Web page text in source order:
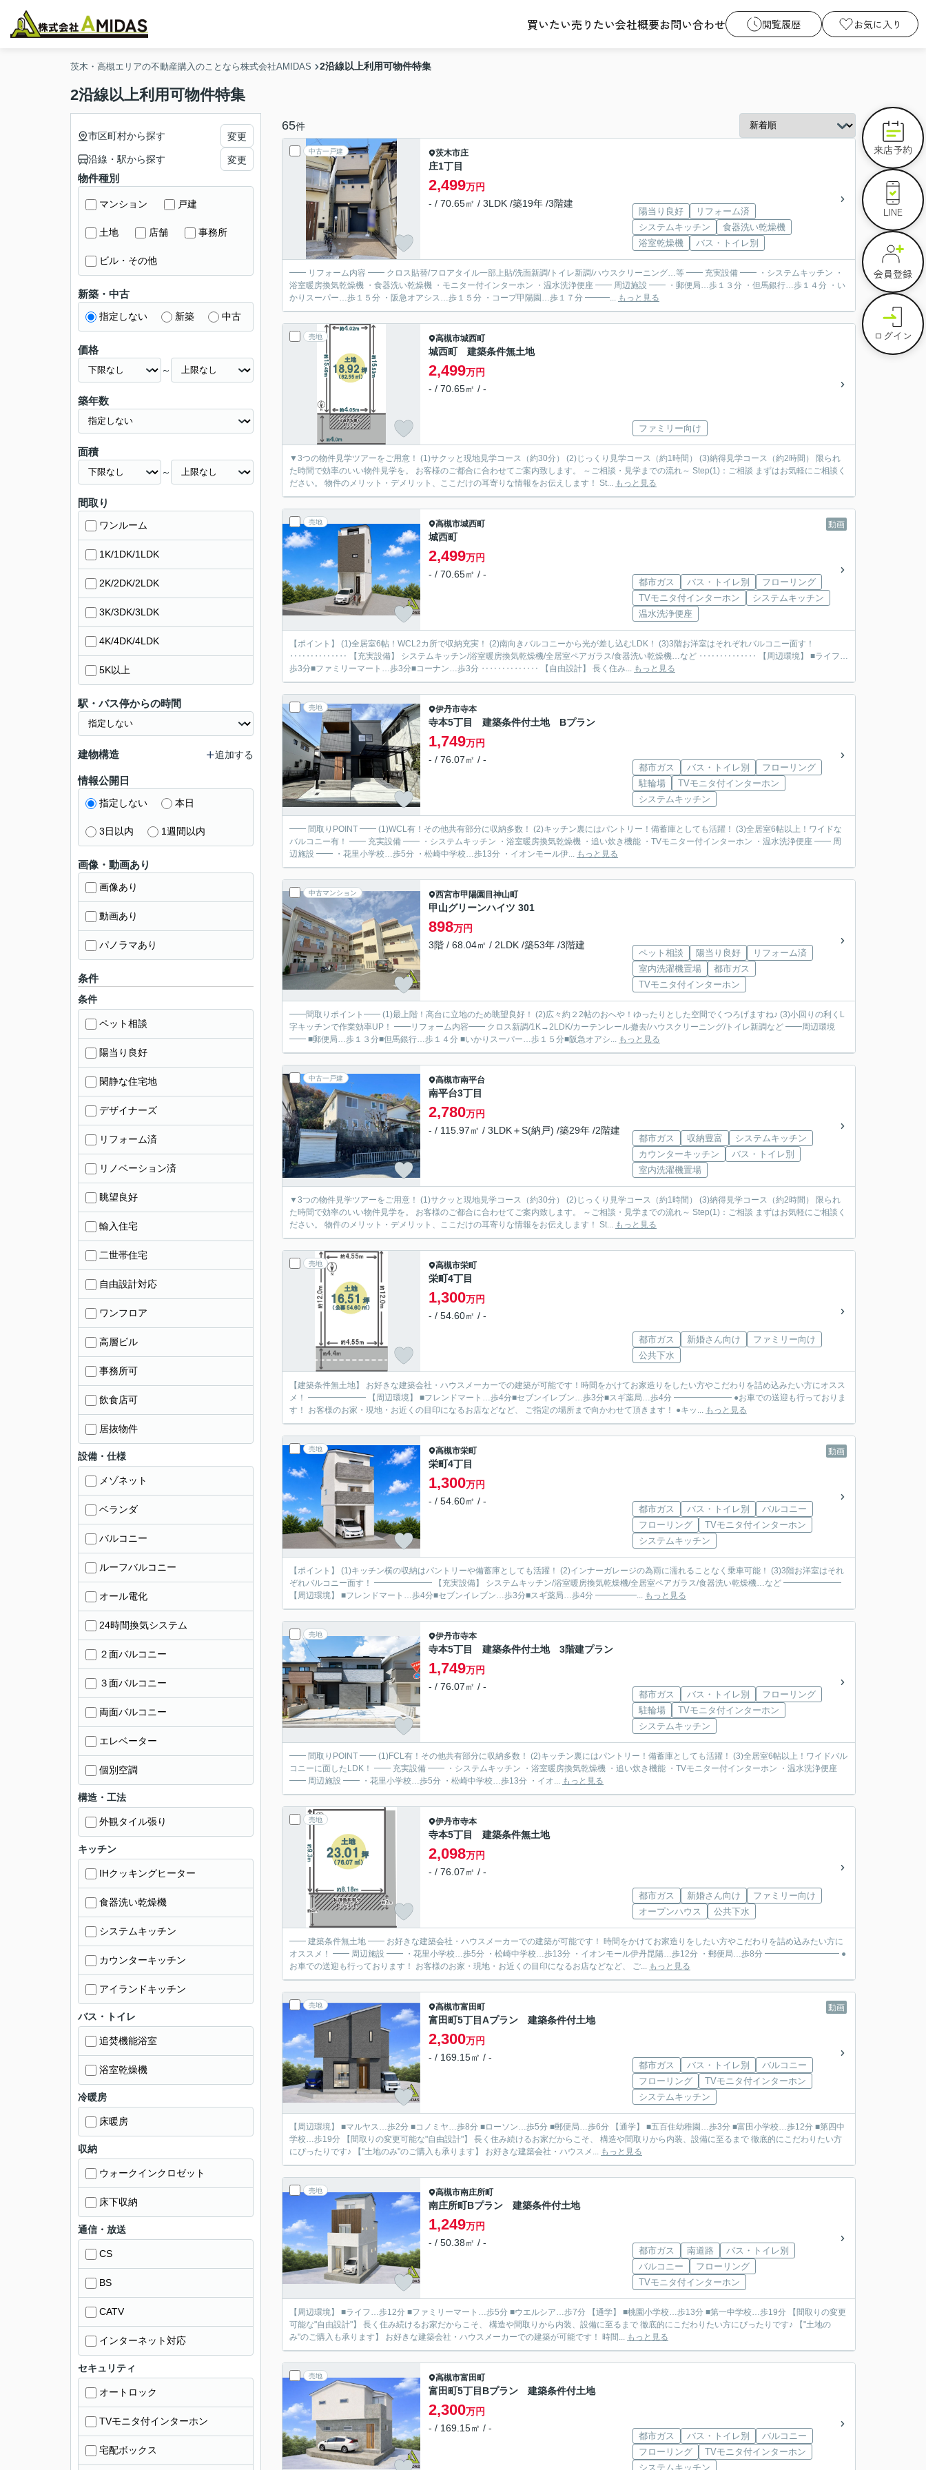
買いたい売りたい会社概要お問い合わせ 閲覧履歴 お気に入り
茨木・高槻エリアの不動産購入のことなら株式会社AMIDAS 2沿線以上利用可物件特集
2沿線以上利用可物件特集
65件
中古一戸建 茨木市庄
庄1丁目
2,499万円
- / 70.65㎡ / 3LDK /築19年 /3階建
陽当り良好
リフォーム済
システムキッチン
食器洗い乾燥機
浴室乾燥機
バス・トイレ別
━━ リフォーム内容 ━━ クロス貼替/フロアタイル一部上貼/洗面新調/トイレ新調/ハウスクリーニング…等 ━━ 充実設備 ━━ ・システムキッチン ・
浴室暖房換気乾燥機 ・食器洗い乾燥機 ・モニター付インターホン ・温水洗浄便座 ━━ 周辺施設 ━━ ・郵便局…歩１３分 ・但馬銀行…歩１４分 ・い
かりスーパー…歩１５分 ・阪急オアシス…歩１５分 ・コープ甲陽園…歩１７分 ━━━... もっと見る
売地 高槻市城西町
城西町 建築条件無土地
2,499万円
- / 70.65㎡ / -
ファミリー向け
▼3つの物件見学ツアーをご用意！ (1)サクッと現地見学コース（約30分） (2)じっくり見学コース（約1時間） (3)納得見学コース（約2時間） 限られ
た時間で効率のいい物件見学を。 お客様のご都合に合わせてご案内致します。 ～ご相談・見学までの流れ～ Step(1)：ご相談 まずはお気軽にご相談く
ださい。 物件のメリット・デメリット、ここだけの耳寄りな情報をお伝えします！ St... もっと見る
売地 動画
高槻市城西町
城西町
2,499万円
- / 70.65㎡ / -
都市ガス バス・トイレ別
フローリング
TVモニタ付インターホン
システムキッチン
温水洗浄便座
【ポイント】 (1)全居室6帖！WCL2カ所で収納充実！ (2)南向きバルコニーから光が差し込むLDK！ (3)3階お洋室はそれぞれバルコニー面す！
‥‥‥‥‥‥‥ 【充実設備】 システムキッチン/浴室暖房換気乾燥機/全居室ペアガラス/食器洗い乾燥機…など ‥‥‥‥‥‥‥ 【周辺環境】 ■ライフ…
歩3分■ファミリーマート…歩3分■コーナン…歩3分 ‥‥‥‥‥‥‥ 【自由設計】 長く住み... もっと見る
売地 伊丹市寺本
寺本5丁目 建築条件付土地 Bプラン
1,749万円
- / 76.07㎡ / -
都市ガス バス・トイレ別
フローリング
駐輪場
TVモニタ付インターホン
システムキッチン
━━ 間取りPOINT ━━ (1)WCL有！その他共有部分に収納多数！ (2)キッチン裏にはパントリー！備蓄庫としても活躍！ (3)全居室6帖以上！ワイドな
バルコニー有！ ━━ 充実設備 ━━ ・システムキッチン ・浴室暖房換気乾燥機 ・追い炊き機能 ・TVモニター付インターホン ・温水洗浄便座 ━━ 周
辺施設 ━━ ・花里小学校…歩5分 ・松崎中学校…歩13分 ・イオンモール伊... もっと見る
中古マンション 西宮市甲陽園目神山町
甲山グリーンハイツ 301
898万円
3階 / 68.04㎡ / 2LDK /築53年 /3階建
ペット相談 陽当り良好
リフォーム済
室内洗濯機置場
都市ガス
TVモニタ付インターホン
━━間取りポイント━━ (1)最上階！高台に立地のため眺望良好！ (2)広々約２2帖のおへや！ゆったりとした空間でくつろげますね♪ (3)小回りの利くL
字キッチンで作業効率UP！ ━━リフォーム内容━━ クロス新調/1K→2LDK/カーテンレール撤去/ハウスクリーニング/トイレ新調など ━━周辺環境
━━ ■郵便局…歩１３分■但馬銀行…歩１４分 ■いかりスーパー…歩１５分■阪急オアシ... もっと見る
中古一戸建 高槻市南平台
南平台3丁目
2,780万円
- / 115.97㎡ / 3LDK＋S(納戸) /築29年 /2階建
都市ガス 収納豊富
システムキッチン
カウンターキッチン
バス・トイレ別
室内洗濯機置場
▼3つの物件見学ツアーをご用意！ (1)サクッと現地見学コース（約30分） (2)じっくり見学コース（約1時間） (3)納得見学コース（約2時間） 限られ
た時間で効率のいい物件見学を。 お客様のご都合に合わせてご案内致します。 ～ご相談・見学までの流れ～ Step(1)：ご相談 まずはお気軽にご相談く
ださい。 物件のメリット・デメリット、ここだけの耳寄りな情報をお伝えします！ St... もっと見る
売地 高槻市栄町
栄町4丁目
1,300万円
- / 54.60㎡ / -
都市ガス 新婚さん向け
ファミリー向け
公共下水
【建築条件無土地】 お好きな建築会社・ハウスメーカーでの建築が可能です！時間をかけてお家造りをしたい方やこだわりを詰め込みたい方にオスス
メ！ ━━━━━━━ 【周辺環境】 ■フレンドマート…歩4分■セブンイレブン…歩3分■スギ薬局…歩4分 ━━━━━━━ ●お車での送迎も行っておりま
す！ お客様のお家・現地・お近くの目印になるお店などなど、 ご指定の場所まで向かわせて頂きます！ ●キッ... もっと見る
売地 動画
高槻市栄町
栄町4丁目
1,300万円
- / 54.60㎡ / -
都市ガス バス・トイレ別
バルコニー
フローリング
TVモニタ付インターホン
システムキッチン
【ポイント】 (1)キッチン横の収納はパントリーや備蓄庫としても活躍！ (2)インナーガレージの為雨に濡れることなく乗車可能！ (3)3階お洋室はそれ
ぞれバルコニー面す！ ━━━━━━━ 【充実設備】 システムキッチン/浴室暖房換気乾燥機/全居室ペアガラス/食器洗い乾燥機…など ━━━━━━━
【周辺環境】 ■フレンドマート…歩4分■セブンイレブン…歩3分■スギ薬局…歩4分 ━━━━━... もっと見る
売地 伊丹市寺本
寺本5丁目 建築条件付土地 3階建プラン
1,749万円
- / 76.07㎡ / -
都市ガス バス・トイレ別
フローリング
駐輪場
TVモニタ付インターホン
システムキッチン
━━ 間取りPOINT ━━ (1)FCL有！その他共有部分に収納多数！ (2)キッチン裏にはパントリー！備蓄庫としても活躍！ (3)全居室6帖以上！ワイドバル
コニーに面したLDK！ ━━ 充実設備 ━━ ・システムキッチン ・浴室暖房換気乾燥機 ・追い炊き機能 ・TVモニター付インターホン ・温水洗浄便座
━━ 周辺施設 ━━ ・花里小学校…歩5分 ・松崎中学校…歩13分 ・イオ... もっと見る
売地 伊丹市寺本
寺本5丁目 建築条件無土地
2,098万円
- / 76.07㎡ / -
都市ガス 新婚さん向け
ファミリー向け
オープンハウス
公共下水
━━ 建築条件無土地 ━━ お好きな建築会社・ハウスメーカーでの建築が可能です！ 時間をかけてお家造りをしたい方やこだわりを詰め込みたい方に
オススメ！ ━━ 周辺施設 ━━ ・花里小学校…歩5分 ・松崎中学校…歩13分 ・イオンモール伊丹昆陽…歩12分 ・郵便局…歩8分 ━━━━━━━━━ ●
お車での送迎も行っております！ お客様のお家・現地・お近くの目印になるお店などなど、 ご... もっと見る
売地 動画
高槻市富田町
富田町5丁目Aプラン 建築条件付土地
2,300万円
- / 169.15㎡ / -
都市ガス バス・トイレ別
バルコニー
フローリング
TVモニタ付インターホン
システムキッチン
【周辺環境】 ■マルヤス…歩2分 ■コノミヤ…歩8分 ■ローソン…歩5分 ■郵便局…歩6分 【通学】 ■五百住幼稚園…歩3分 ■富田小学校…歩12分 ■第四中
学校…歩19分 【間取りの変更可能な"自由設計"】 長く住み続けるお家だからこそ、 構造や間取りから内装、設備に至るまで 徹底的にこだわりたい方
にぴったりです♪ 【"土地のみ"のご購入も承ります】 お好きな建築会社・ハウスメ... もっと見る
売地 高槻市南庄所町
南庄所町Bプラン 建築条件付土地
1,249万円
- / 50.38㎡ / -
都市ガス 南道路
バス・トイレ別
バルコニー
フローリング
TVモニタ付インターホン
【周辺環境】 ■ライフ…歩12分 ■ファミリーマート…歩5分 ■ウエルシア…歩7分 【通学】 ■桃園小学校…歩13分 ■第一中学校…歩19分 【間取りの変更
可能な"自由設計"】 長く住み続けるお家だからこそ、 構造や間取りから内装、設備に至るまで 徹底的にこだわりたい方にぴったりです♪ 【"土地の
み"のご購入も承ります】 お好きな建築会社・ハウスメーカーでの建築が可能です！ 時間... もっと見る
売地 高槻市富田町
富田町5丁目Bプラン 建築条件付土地
2,300万円
- / 169.15㎡ / -
都市ガス バス・トイレ別
バルコニー
フローリング
TVモニタ付インターホン
システムキッチン
市区町村から探す 変更
沿線・駅から探す 変更
物件種別
マンション 戸建
土地 店舗 事務所
ビル・その他
新築・中古
指定しない 新築 中古
価格
～
築年数
面積
～
間取り
ワンルーム
1K/1DK/1LDK
2K/2DK/2LDK
3K/3DK/3LDK
4K/4DK/4LDK
5K以上
駅・バス停からの時間
建物構造 追加する
情報公開日
指定しない 本日
3日以内 1週間以内
画像・動画あり
画像あり
動画あり
パノラマあり
条件
条件
ペット相談
陽当り良好
閑静な住宅地
デザイナーズ
リフォーム済
リノベーション済
眺望良好
輸入住宅
二世帯住宅
自由設計対応
ワンフロア
高層ビル
事務所可
飲食店可
居抜物件
設備・仕様
メゾネット
ベランダ
バルコニー
ルーフバルコニー
オール電化
24時間換気システム
２面バルコニー
３面バルコニー
両面バルコニー
エレベーター
個別空調
構造・工法
外観タイル張り
キッチン
IHクッキングヒーター
食器洗い乾燥機
システムキッチン
カウンターキッチン
アイランドキッチン
バス・トイレ
追焚機能浴室
浴室乾燥機
冷暖房
床暖房
収納
ウォークインクロゼット
床下収納
通信・放送
CS
BS
CATV
インターネット対応
セキュリティ
オートロック
TVモニタ付インターホン
宅配ボックス
来店予約
LINE
会員登録
ログイン